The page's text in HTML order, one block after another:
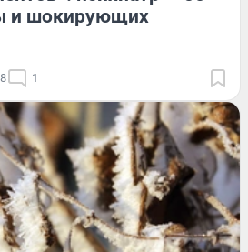
и шокирующих
1